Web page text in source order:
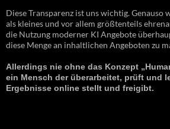
Diese Transparenz ist uns wichtig. Genauso
als kleines und vor allem größtenteils
die Nutzung moderner KI Angebote
diese Menge an inhaltlichen Angeboten zu
Allerdings nie ohne das Konzept
ein Mensch der überarbeitet, prüft und
Ergebnisse online stellt und freigibt.